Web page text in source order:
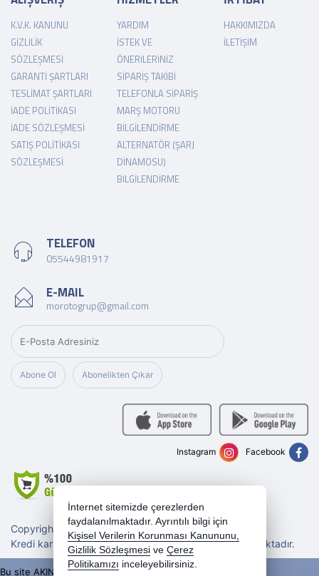
K.V.K. KANUNU
GIZLILIK
SÖZLEŞMESI
GARANTI ŞARTLARI
TESLIMAT ŞARTLARI
İADE POLITIKASI
İADE SÖZLEŞMESI
SATIŞ POLITIKASI
SÖZLEŞMESI
YARDIM
İSTEK VE
ÖNERILERINIZ
SIPARIŞ TAKIBI
TELEFONLA SIPARIŞ
MARŞ MOTORU
BILGILENDIRME
ALTERNATÖR (ŞARJ
DINAMOSU)
BILGILENDIRME
HAKKIMIZDA
İLETIŞIM
TELEFON
05544981917
E-MAIL
morotogrup@gmail.com
Abone Ol Abonelikten Çıkar
Copyright 2026 morotogrup.com - Tüm hakları saklıdır.
Kredi kartı bilgileriniz 256bit SSL sertifikası ile korunmaktadır.
Facebook
Instagram
Bu site AKINSOFT E-Ticaret ile hazırlanmıştır.
İnternet sitemizde çerezlerden
faydalanılmaktadır. Ayrıntılı bilgi için
Kişisel Verilerin Korunması Kanununu,
Gizlilik Sözleşmesi ve Çerez
Politikamızı inceleyebilirsiniz.